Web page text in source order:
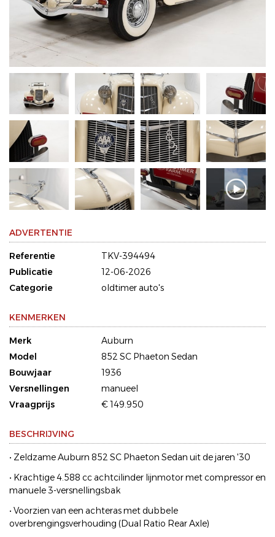
ADVERTENTIE
Referentie
TKV-394494
Publicatie
12-06-2026
Categorie
oldtimer auto's
KENMERKEN
Merk
Auburn
Model
852 SC Phaeton Sedan
Bouwjaar
1936
Versnellingen
manueel
Vraagprijs
€ 149.950
BESCHRIJVING
• Zeldzame Auburn 852 SC Phaeton Sedan uit de jaren '30
• Krachtige 4.588 cc achtcilinder lijnmotor met compressor en
manuele 3-versnellingsbak
• Voorzien van een achteras met dubbele
overbrengingsverhouding (Dual Ratio Rear Axle)